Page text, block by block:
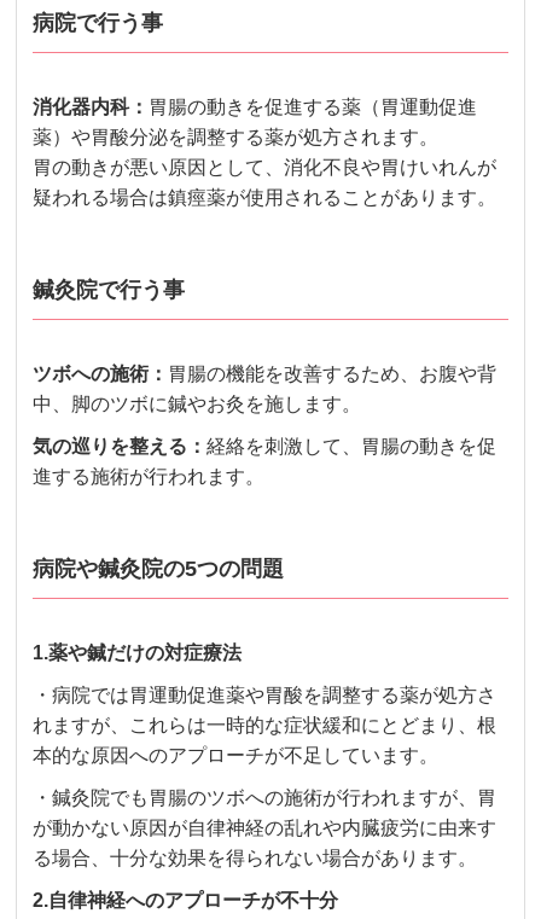
病院で行う事
消化器内科： 胃腸の動きを促進する薬（胃運動促進
薬）や胃酸分泌を調整する薬が処方されます。
胃の動きが悪い原因として、消化不良や胃けいれんが
疑われる場合は鎮痙薬が使用されることがあります。
鍼灸院で行う事
ツボへの施術 ： 胃腸の機能を改善するため、お腹や背
中、脚のツボに鍼やお灸を施します。
気の巡りを整える ：経絡を刺激して、胃腸の動きを促
進する施術が行われます。
病院や鍼灸院の5つの問題
1.薬や鍼だけの対症療法
・病院では胃運動促進薬や胃酸を調整する薬が処方さ
れますが、これらは一時的な症状緩和にとどまり、根
本的な原因へのアプローチが不足しています。
・鍼灸院でも胃腸のツボへの施術が行われますが、胃
が動かない原因が自律神経の乱れや内臓疲労に由来す
る場合、十分な効果を得られない場合があります。
2.自律神経へのアプローチが不十分